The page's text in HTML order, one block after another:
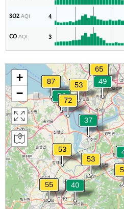
SO2AQI 4
COAQI 3
+
−